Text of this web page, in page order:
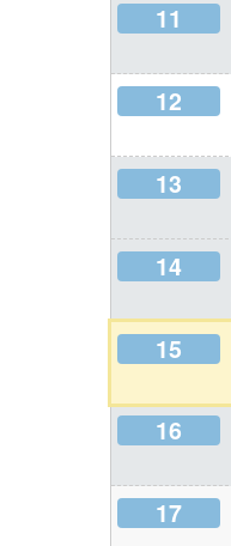
11
12
13
14
15
16
17